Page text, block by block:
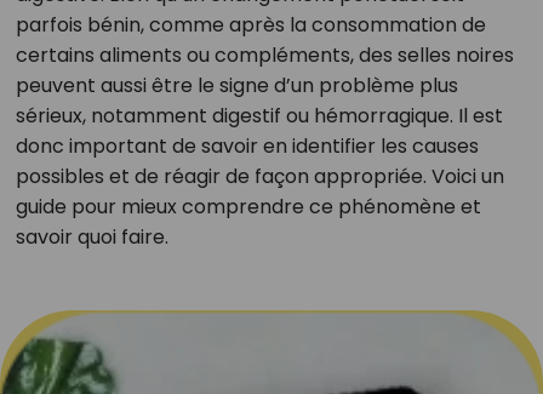
parfois bénin, comme après la consommation de
certains aliments ou compléments, des selles noires
peuvent aussi être le signe d’un problème plus
sérieux, notamment digestif ou hémorragique. Il est
donc important de savoir en identifier les causes
possibles et de réagir de façon appropriée. Voici un
guide pour mieux comprendre ce phénomène et
savoir quoi faire.